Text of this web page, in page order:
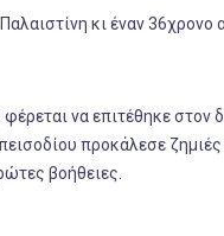
κι έναν
να επιτέθηκε στον
προκάλεσε
βοήθειες.